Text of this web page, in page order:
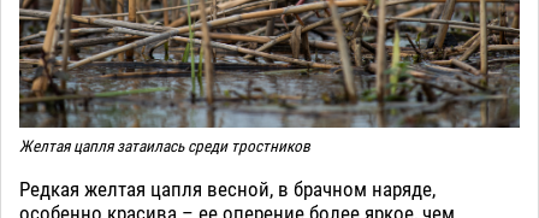
Желтая цапля затаилась среди тростников
Редкая желтая цапля весной, в брачном наряде,